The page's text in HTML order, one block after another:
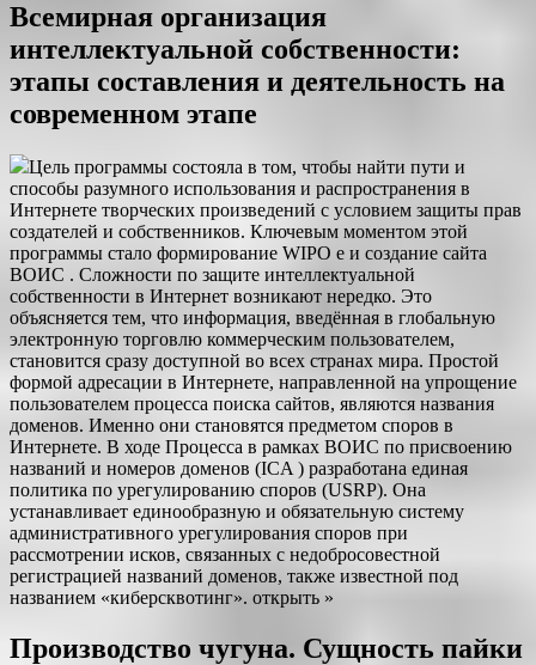
Всемирная организация
интеллектуальной собственности:
этапы составления и деятельность на
современном этапе
Цель программы состояла в том, чтобы найти пути и
способы разумного использования и распространения в
Интернете творческих произведений с условием защиты прав
создателей и собственников. Ключевым моментом этой
программы стало формирование WIPO e и создание сайта
ВОИС . Сложности по защите интеллектуальной
собственности в Интернет возникают нередко. Это
объясняется тем, что информация, введённая в глобальную
электронную торговлю коммерческим пользователем,
становится сразу доступной во всех странах мира. Простой
формой адресации в Интернете, направленной на упрощение
пользователем процесса поиска сайтов, являются названия
доменов. Именно они становятся предметом споров в
Интернете. В ходе Процесса в рамках ВОИС по присвоению
названий и номеров доменов (ICA ) разработана единая
политика по урегулированию споров (USRP). Она
устанавливает единообразную и обязательную систему
административного урегулирования споров при
рассмотрении исков, связанных с недобросовестной
регистрацией названий доменов, также известной под
названием «киберсквотинг». открыть »
Производство чугуна. Сущность пайки